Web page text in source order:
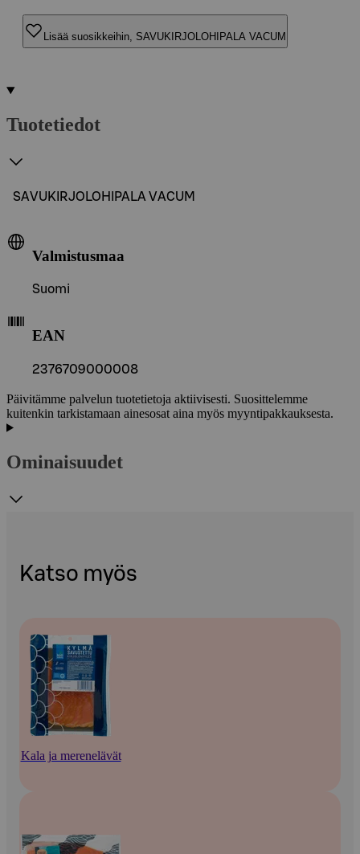
Lisää suosikkeihin, SAVUKIRJOLOHIPALA VACUM
Tuotetiedot
SAVUKIRJOLOHIPALA VACUM
Valmistusmaa
Suomi
EAN
2376709000008
Päivitämme palvelun tuotetietoja aktiivisesti. Suosittelemme
kuitenkin tarkistamaan ainesosat aina myös myyntipakkauksesta.
Ominaisuudet
Katso myös
Kala ja merenelävät